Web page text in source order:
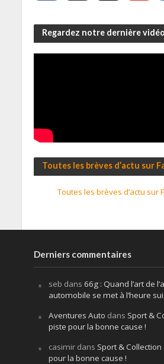
Regardez notre dernière
Toutes les brèves d’actu sur
Toutes les brèves d’actu sur
Derniers commentaires
seb dans 66g : Quand l’art de
automobile se met à l’heure
Aventures Auto dans Sport &
piste pour la bonne cause !
casimirdans Sport & Collection
pour la bonne cause !